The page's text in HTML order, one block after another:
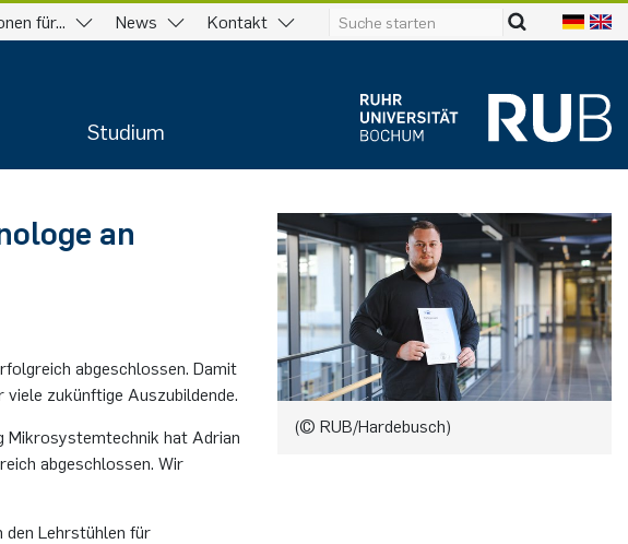
für... News Kontakt
Studium
an
abgeschlossen. Damit
zukünftige Auszubildende.
Mikrosystemtechnik hat Adrian
abgeschlossen. Wir
den Lehrstühlen für
(© RUB/Hardebusch)